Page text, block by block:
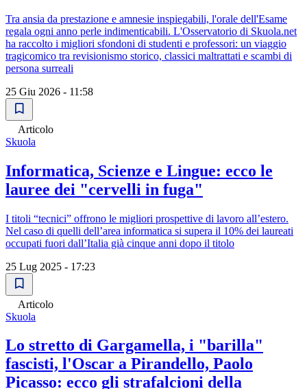
Tra ansia da prestazione e amnesie inspiegabili, l'orale dell'Esame
regala ogni anno perle indimenticabili. L'Osservatorio di Skuola.net
ha raccolto i migliori sfondoni di studenti e professori: un viaggio
tragicomico tra revisionismo storico, classici maltrattati e scambi di
persona surreali
25 Giu 2026 - 11:58
Articolo
Skuola
Informatica, Scienze e Lingue: ecco le
lauree dei "cervelli in fuga"
I titoli “tecnici” offrono le migliori prospettive di lavoro all’estero.
Nel caso di quelli dell’area informatica si supera il 10% dei laureati
occupati fuori dall’Italia già cinque anni dopo il titolo
25 Lug 2025 - 17:23
Articolo
Skuola
Lo stretto di Gargamella, i "barilla"
fascisti, l'Oscar a Pirandello, Paolo
Picasso: ecco gli strafalcioni della